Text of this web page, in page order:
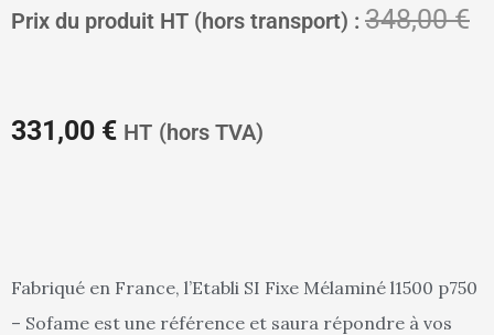
Prix du produit HT (hors transport) : 348,00€
331,00 €
Le
prix
HT (hors TVA)
Fabriqué en France, l’Etabli SI Fixe Mélaminé l1500 p750
– Sofame est une référence et saura répondre à vos